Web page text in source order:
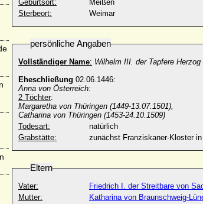
Geburtsort:
Meißen
Sterbeort:
Weimar
persönliche Angaben
Vollständiger Name: Wilhelm III. der Tapfere
Eheschließung 02.06.1446:
Anna von Österreich:
2 Töchter:
Margaretha von Thüringen (1449-13.07.1501),
Catharina von Thüringen (1453-24.10.1509)
Todesart:
natürlich
Grabstätte:
zunächst Franziskaner-Kloster
Eltern
Vater:
Friedrich I. der Streitbare von
Mutter:
Katharina von Braunschweig-